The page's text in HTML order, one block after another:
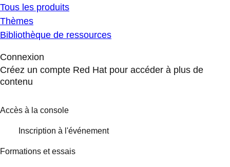
Tous les produits
Thèmes
Bibliothèque de ressources
Connexion
Créez un compte Red Hat pour accéder à plus de
contenu
Accès à la console
Inscription à l'événement
Formations et essais